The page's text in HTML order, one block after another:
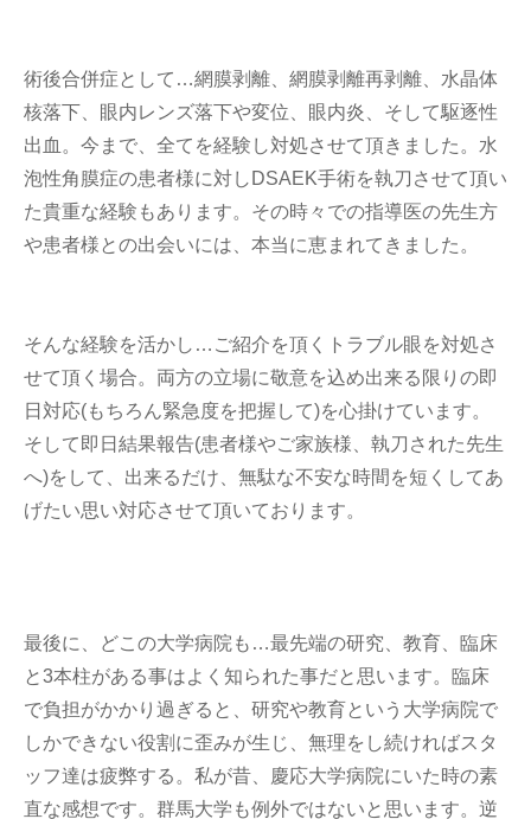
術後合併症として…網膜剥離、網膜剥離再剥離、水晶体
核落下、眼内レンズ落下や変位、眼内炎、そして駆逐性
出血。今まで、全てを経験し対処させて頂きました。水
泡性角膜症の患者様に対しDSAEK手術を執刀させて頂い
た貴重な経験もあります。その時々での指導医の先生方
や患者様との出会いには、本当に恵まれてきました。
そんな経験を活かし…ご紹介を頂くトラブル眼を対処さ
せて頂く場合。両方の立場に敬意を込め出来る限りの即
日対応(もちろん緊急度を把握して)を心掛けています。
そして即日結果報告(患者様やご家族様、執刀された先生
へ)をして、出来るだけ、無駄な不安な時間を短くしてあ
げたい思い対応させて頂いております。
最後に、どこの大学病院も…最先端の研究、教育、臨床
と3本柱がある事はよく知られた事だと思います。臨床
で負担がかかり過ぎると、研究や教育という大学病院で
しかできない役割に歪みが生じ、無理をし続ければスタ
ッフ達は疲弊する。私が昔、慶応大学病院にいた時の素
直な感想です。群馬大学も例外ではないと思います。逆